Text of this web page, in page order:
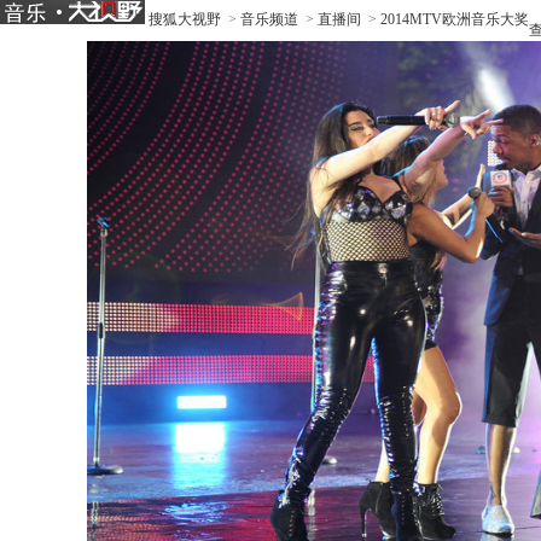
搜狐大视野 > 音乐频道 > 直播间 > 2014MTV欧洲音乐大奖